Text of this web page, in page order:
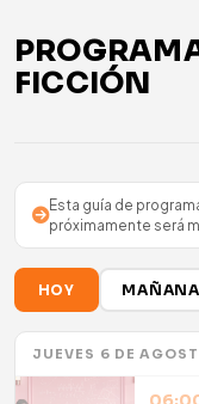
FICCIÓN
Esta guía de
próximamente será
HOY MAÑANA
JUEVES 6 DE